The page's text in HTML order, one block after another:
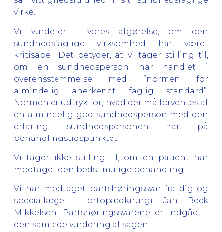
virke.
Vi vurderer i vores afgørelse, om den
sundhedsfaglige virksomhed har været
kritisabel. Det betyder, at vi tager stilling til,
om en sundhedsperson har handlet i
overensstemmelse med ”normen for
almindelig anerkendt faglig standard”.
Normen er udtryk for, hvad der må forventes af
en almindelig god sundhedsperson med den
erfaring, sundhedspersonen har på
behandlingstidspunktet.
Vi tager ikke stilling til, om en patient har
modtaget den bedst mulige behandling.
Vi har modtaget partshøringssvar fra dig og
speciallæge i ortopædkirurgi Jan Beck
Mikkelsen. Partshøringssvarene er indgået i
den samlede vurdering af sagen.